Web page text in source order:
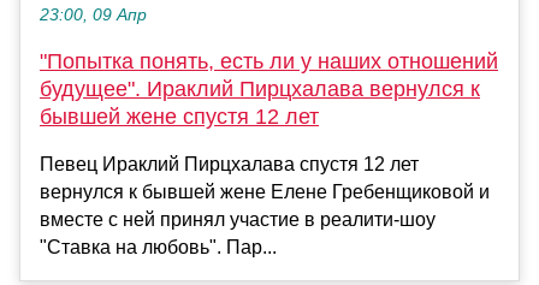
23:00, 09 Апр
"Попытка понять, есть ли у наших отношений
будущее". Ираклий Пирцхалава вернулся к
бывшей жене спустя 12 лет
Певец Ираклий Пирцхалава спустя 12 лет
вернулся к бывшей жене Елене Гребенщиковой и
вместе с ней принял участие в реалити-шоу
"Ставка на любовь". Пар...